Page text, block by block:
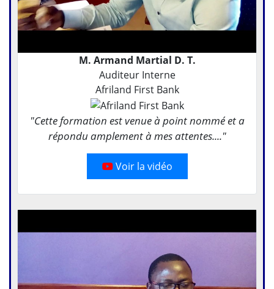
M. Armand Martial D. T.
Auditeur Interne
Afriland First Bank
"Cette formation est venue à point nommé et a
répondu amplement à mes attentes...."
Voir la vidéo